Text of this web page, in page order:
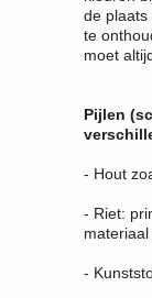
de plaats
te
moet
Pijlen
- Hout
- Riet:
-